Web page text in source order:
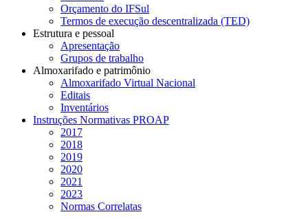
Orçamento do IFSul
Termos de execução descentralizada (TED)
Estrutura e pessoal
Apresentação
Grupos de trabalho
Almoxarifado e patrimônio
Almoxarifado Virtual Nacional
Editais
Inventários
Instruções Normativas PROAP
2017
2018
2019
2020
2021
2023
Normas Correlatas